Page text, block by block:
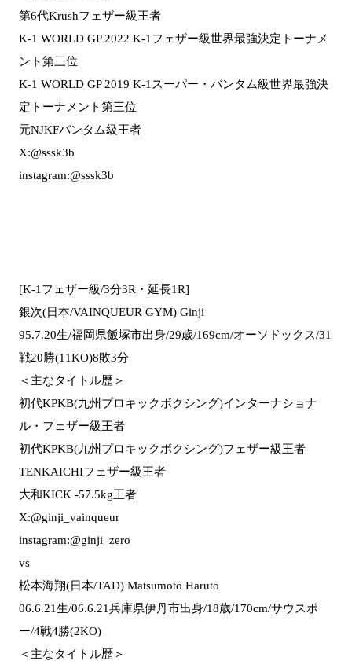
第6代Krushフェザー級王者
K-1 WORLD GP 2022 K-1フェザー級世界最強決定トーナメ
ント第三位
K-1 WORLD GP 2019 K-1スーパー・バンタム級世界最強決
定トーナメント第三位
元NJKFバンタム級王者
X:@sssk3b
instagram:@sssk3b
[K-1フェザー級/3分3R・延長1R]
銀次(日本/VAINQUEUR GYM) Ginji
95.7.20生/福岡県飯塚市出身/29歳/169cm/オーソドックス/31
戦20勝(11KO)8敗3分
＜主なタイトル歴＞
初代KPKB(九州プロキックボクシング)インターナショナ
ル・フェザー級王者
初代KPKB(九州プロキックボクシング)フェザー級王者
TENKAICHIフェザー級王者
大和KICK -57.5kg王者
X:@ginji_vainqueur
instagram:@ginji_zero
vs
松本海翔(日本/TAD) Matsumoto Haruto
06.6.21生/06.6.21兵庫県伊丹市出身/18歳/170cm/サウスポ
ー/4戦4勝(2KO)
＜主なタイトル歴＞